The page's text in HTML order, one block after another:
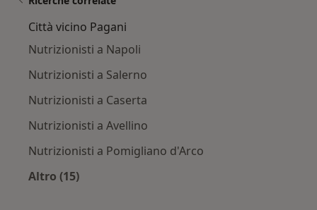
Città vicino Pagani
Nutrizionisti a Napoli
Nutrizionisti a Salerno
Nutrizionisti a Caserta
Nutrizionisti a Avellino
Nutrizionisti a Pomigliano d'Arco
Altro (15)